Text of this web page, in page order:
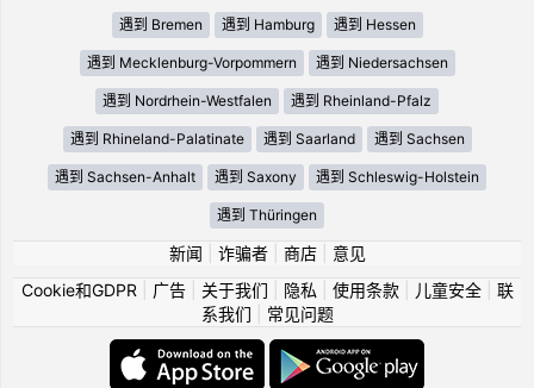
遇到 Bremen 遇到 Hamburg 遇到 Hessen
遇到 Mecklenburg-Vorpommern 遇到 Niedersachsen
遇到 Nordrhein-Westfalen 遇到 Rheinland-Pfalz
遇到 Rhineland-Palatinate 遇到 Saarland 遇到 Sachsen
遇到 Sachsen-Anhalt 遇到 Saxony 遇到 Schleswig-Holstein
遇到 Thüringen
新闻 诈骗者| 商店| 意见
Cookie和GDPR
广告| 关于我们 隐私 使用条款| 儿童安全| 联
系我们
常见问题